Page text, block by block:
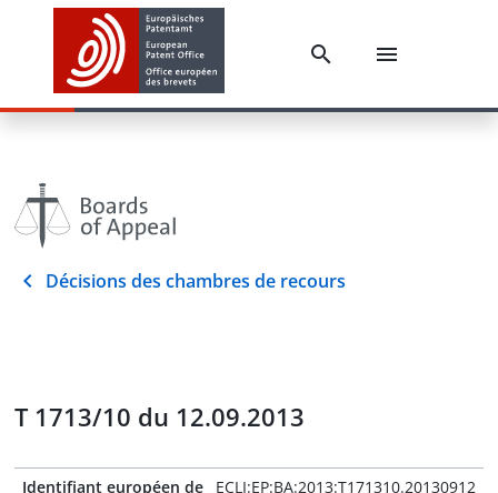
Décisions des chambres de recours
T 1713/10 du 12.09.2013
Identifiant européen de
ECLI:EP:BA:2013:T171310.20130912